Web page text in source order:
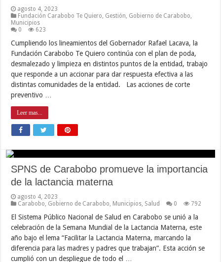
agosto 4, 2023
Fundación Carabobo Te Quiero Gestión Gobierno de Carabobo
Municipios
0
623
Cumpliendo los lineamientos del Gobernador Rafael Lacava, la
Fundación Carabobo Te Quiero continúa con el plan de poda,
desmalezado y limpieza en distintos puntos de la entidad, trabajo
que responde a un accionar para dar respuesta efectiva a las
distintas comunidades de la entidad. Las acciones de corte
preventivo …
Leer mas...
SPNS de Carabobo promueve la importancia
de la lactancia materna
agosto 4, 2023
Carabobo Gobierno de Carabobo Municipios Salud 0 792
El Sistema Público Nacional de Salud en Carabobo se unió a la
celebración de la Semana Mundial de la Lactancia Materna, este
año bajo el lema “Facilitar la Lactancia Materna, marcando la
diferencia para las madres y padres que trabajan”. Esta acción se
cumplió con un despliegue de todo el …